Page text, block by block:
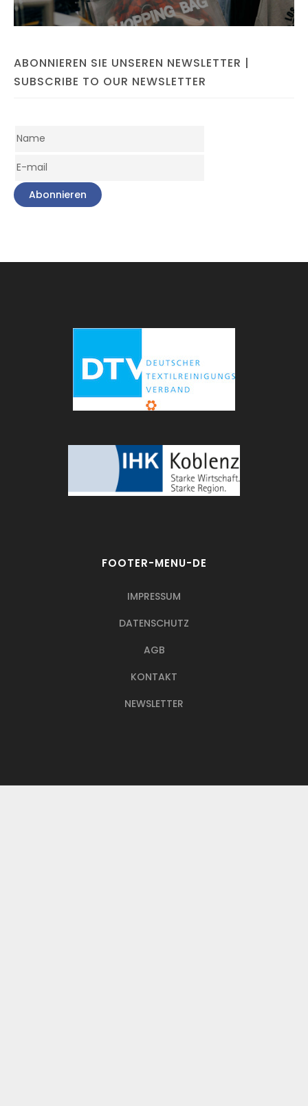
ABONNIEREN SIE UNSEREN NEWSLETTER |
SUBSCRIBE TO OUR NEWSLETTER
FOOTER-MENU-DE
IMPRESSUM
DATENSCHUTZ
AGB
KONTAKT
NEWSLETTER